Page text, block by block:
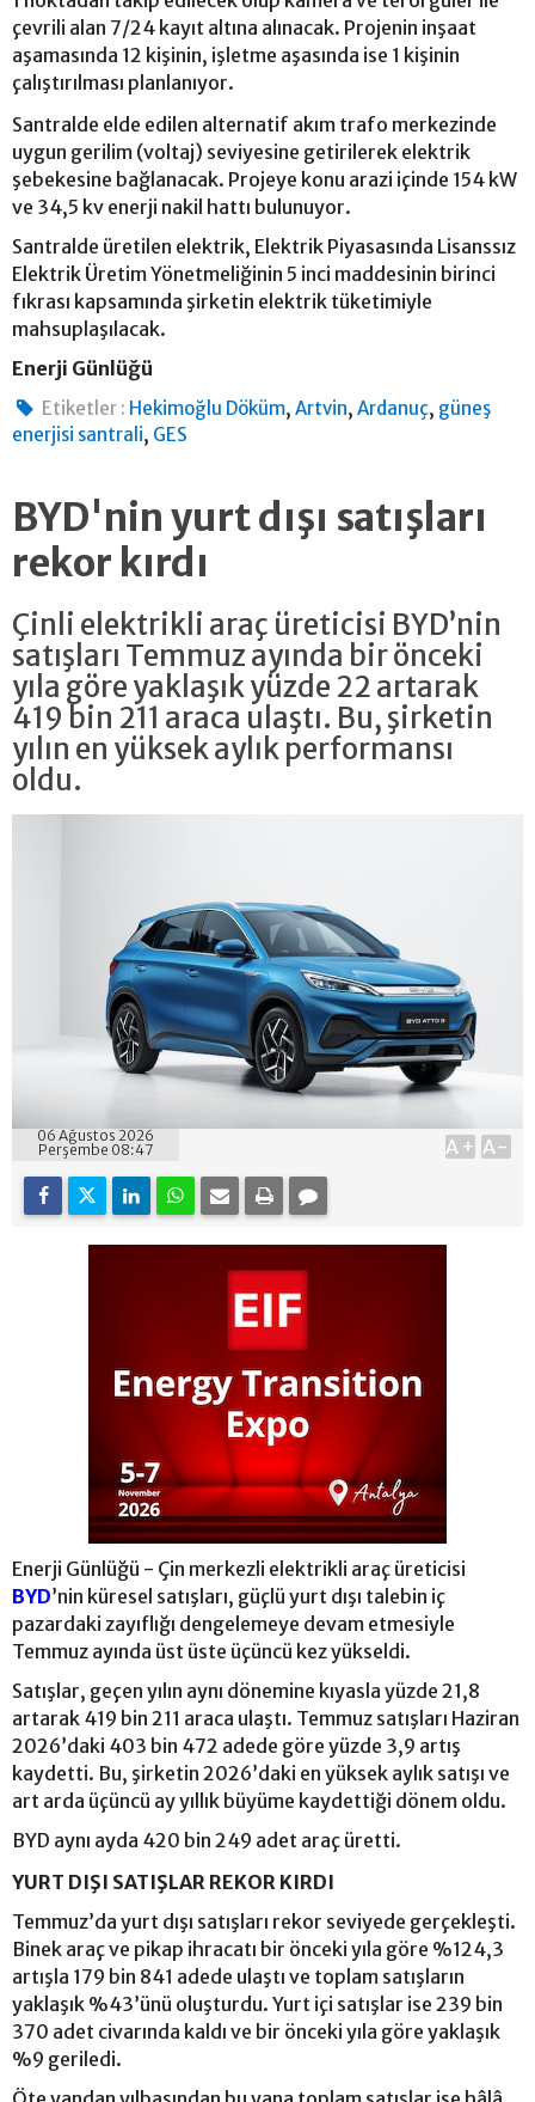
çevrili alan 7/24 kayıt altına alınacak. Projenin inşaat
aşamasında 12 kişinin, işletme aşasında ise 1 kişinin
çalıştırılması planlanıyor.
Santralde elde edilen alternatif akım trafo merkezinde
uygun gerilim (voltaj) seviyesine getirilerek elektrik
şebekesine bağlanacak. Projeye konu arazi içinde 154 kW
ve 34,5 kv enerji nakil hattı bulunuyor.
Santralde üretilen elektrik, Elektrik Piyasasında Lisanssız
Elektrik Üretim Yönetmeliğinin 5 inci maddesinin birinci
fıkrası kapsamında şirketin elektrik tüketimiyle
mahsuplaşılacak.
Enerji Günlüğü
Etiketler : Hekimoğlu Döküm,Artvin,Ardanuç, güneş
enerjisi santrali, GES
BYD'nin yurt dışı satışları
rekor kırdı
Çinli elektrikli araç üreticisi BYD’nin
satışları Temmuz ayında bir önceki
yıla göre yaklaşık yüzde 22 artarak
419 bin 211 araca ulaştı. Bu, şirketin
yılın en yüksek aylık performansı
oldu.
06 Ağustos 2026
Perşembe 08:47
A+ A-
Enerji Günlüğü - Çin merkezli elektrikli araç üreticisi
BYD’nin küresel satışları, güçlü yurt dışı talebin iç
pazardaki zayıflığı dengelemeye devam etmesiyle
Temmuz ayında üst üste üçüncü kez yükseldi.
Satışlar, geçen yılın aynı dönemine kıyasla yüzde 21,8
artarak 419 bin 211 araca ulaştı. Temmuz satışları Haziran
2026’daki 403 bin 472 adede göre yüzde 3,9 artış
kaydetti. Bu, şirketin 2026’daki en yüksek aylık satışı ve
art arda üçüncü ay yıllık büyüme kaydettiği dönem oldu.
BYD aynı ayda 420 bin 249 adet araç üretti.
YURT DIŞI SATIŞLAR REKOR KIRDI
Temmuz’da yurt dışı satışları rekor seviyede gerçekleşti.
Binek araç ve pikap ihracatı bir önceki yıla göre %124,3
artışla 179 bin 841 adede ulaştı ve toplam satışların
yaklaşık %43’ünü oluşturdu. Yurt içi satışlar ise 239 bin
370 adet civarında kaldı ve bir önceki yıla göre yaklaşık
%9 geriledi.